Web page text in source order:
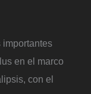
importantes
en el marco
con el